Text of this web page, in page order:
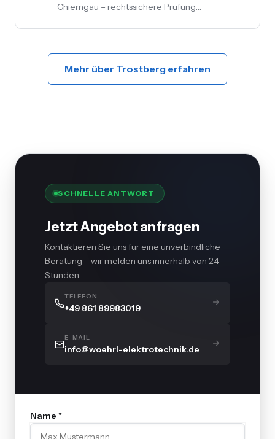
Chiemgau – rechtssichere Prüfung
Inkl. Mängelbehebung, digitale
Mehr über Trostberg erfahren
SCHNELLE ANTWORT
Jetzt Angebot anfragen
Kontaktieren Sie uns für eine unverbindliche
Beratung – wir melden uns innerhalb von 24
Stunden.
TELEFON
+49 861 89983019
E-MAIL
info@woehrl-elektrotechnik.de
Name *